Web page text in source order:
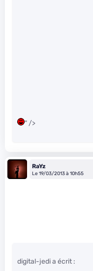
" />
RaYz
Le 19/03/2013 à 10h55
digital-jedi a écrit :